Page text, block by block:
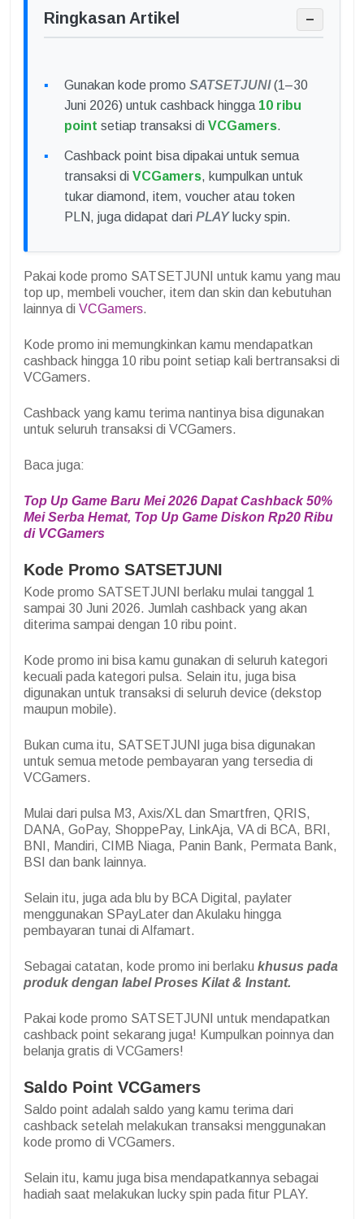
Ringkasan Artikel −
Gunakan kode promo SATSETJUNI(1–30
Juni 2026) untuk cashback hingga 10 ribu
point setiap transaksi di VCGamers.
Cashback point bisa dipakai untuk semua
transaksi di VCGamers, kumpulkan untuk
tukar diamond, item, voucher atau token
PLN, juga didapat dari PLAYlucky spin.
Pakai kode promo SATSETJUNI untuk kamu yang mau
top up, membeli voucher, item dan skin dan kebutuhan
lainnya di VCGamers.
Kode promo ini memungkinkan kamu mendapatkan
cashback hingga 10 ribu point setiap kali bertransaksi di
VCGamers.
Cashback yang kamu terima nantinya bisa digunakan
untuk seluruh transaksi di VCGamers.
Baca juga:
Top Up Game Baru Mei 2026 Dapat Cashback 50%
Mei Serba Hemat, Top Up Game Diskon Rp20 Ribu
di VCGamers
Kode Promo SATSETJUNI
Kode promo SATSETJUNI berlaku mulai tanggal 1
sampai 30 Juni 2026. Jumlah cashback yang akan
diterima sampai dengan 10 ribu point.
Kode promo ini bisa kamu gunakan di seluruh kategori
kecuali pada kategori pulsa. Selain itu, juga bisa
digunakan untuk transaksi di seluruh device (dekstop
maupun mobile).
Bukan cuma itu, SATSETJUNI juga bisa digunakan
untuk semua metode pembayaran yang tersedia di
VCGamers.
Mulai dari pulsa M3, Axis/XL dan Smartfren, QRIS,
DANA, GoPay, ShoppePay, LinkAja, VA di BCA, BRI,
BNI, Mandiri, CIMB Niaga, Panin Bank, Permata Bank,
BSI dan bank lainnya.
Selain itu, juga ada blu by BCA Digital, paylater
menggunakan SPayLater dan Akulaku hingga
pembayaran tunai di Alfamart.
Sebagai catatan, kode promo ini berlaku khusus pada
produk dengan label Proses Kilat & Instant.
Pakai kode promo SATSETJUNI untuk mendapatkan
cashback point sekarang juga! Kumpulkan poinnya dan
belanja gratis di VCGamers!
Saldo Point VCGamers
Saldo point adalah saldo yang kamu terima dari
cashback setelah melakukan transaksi menggunakan
kode promo di VCGamers.
Selain itu, kamu juga bisa mendapatkannya sebagai
hadiah saat melakukan lucky spin pada fitur PLAY.